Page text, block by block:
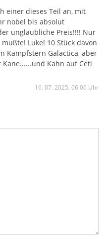
einer dieses Teil an, mit
nobel bis absolut
unglaubliche Preis!!!! Nur
Luke! 10 Stück davon
Kampfstern Galactica, aber
Kahn auf Ceti
16. 07. 2025, 06:06 Uhr